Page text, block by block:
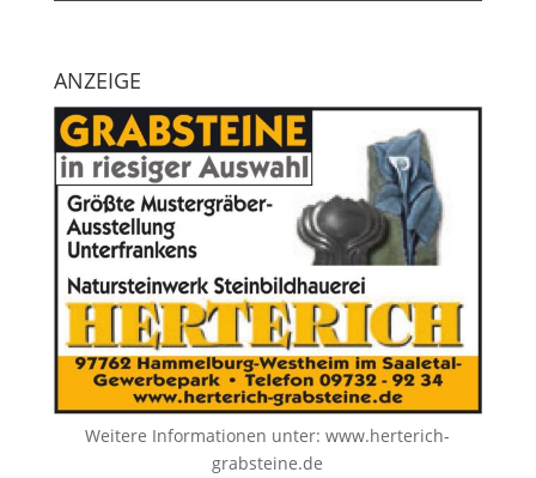
ANZEIGE
Weitere Informationen unter:www.herterich-
grabsteine.de